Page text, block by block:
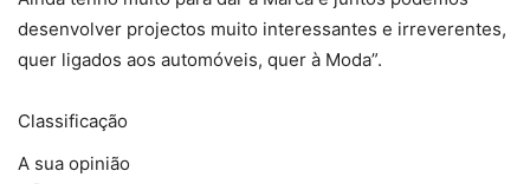
desenvolver projectos muito interessantes e irreverentes,
quer ligados aos automóveis, quer à Moda”.
Classificação
A sua opinião